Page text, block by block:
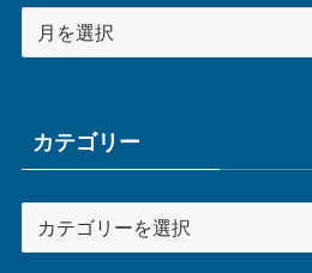
ー
ブカテゴリー
テ